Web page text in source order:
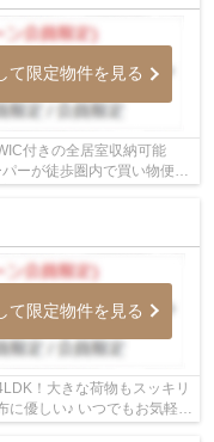
て限定物件を見る
ーが徒歩圏内で買い物便利
て限定物件を見る
！大きな荷物もスッキリ
でもお気軽に